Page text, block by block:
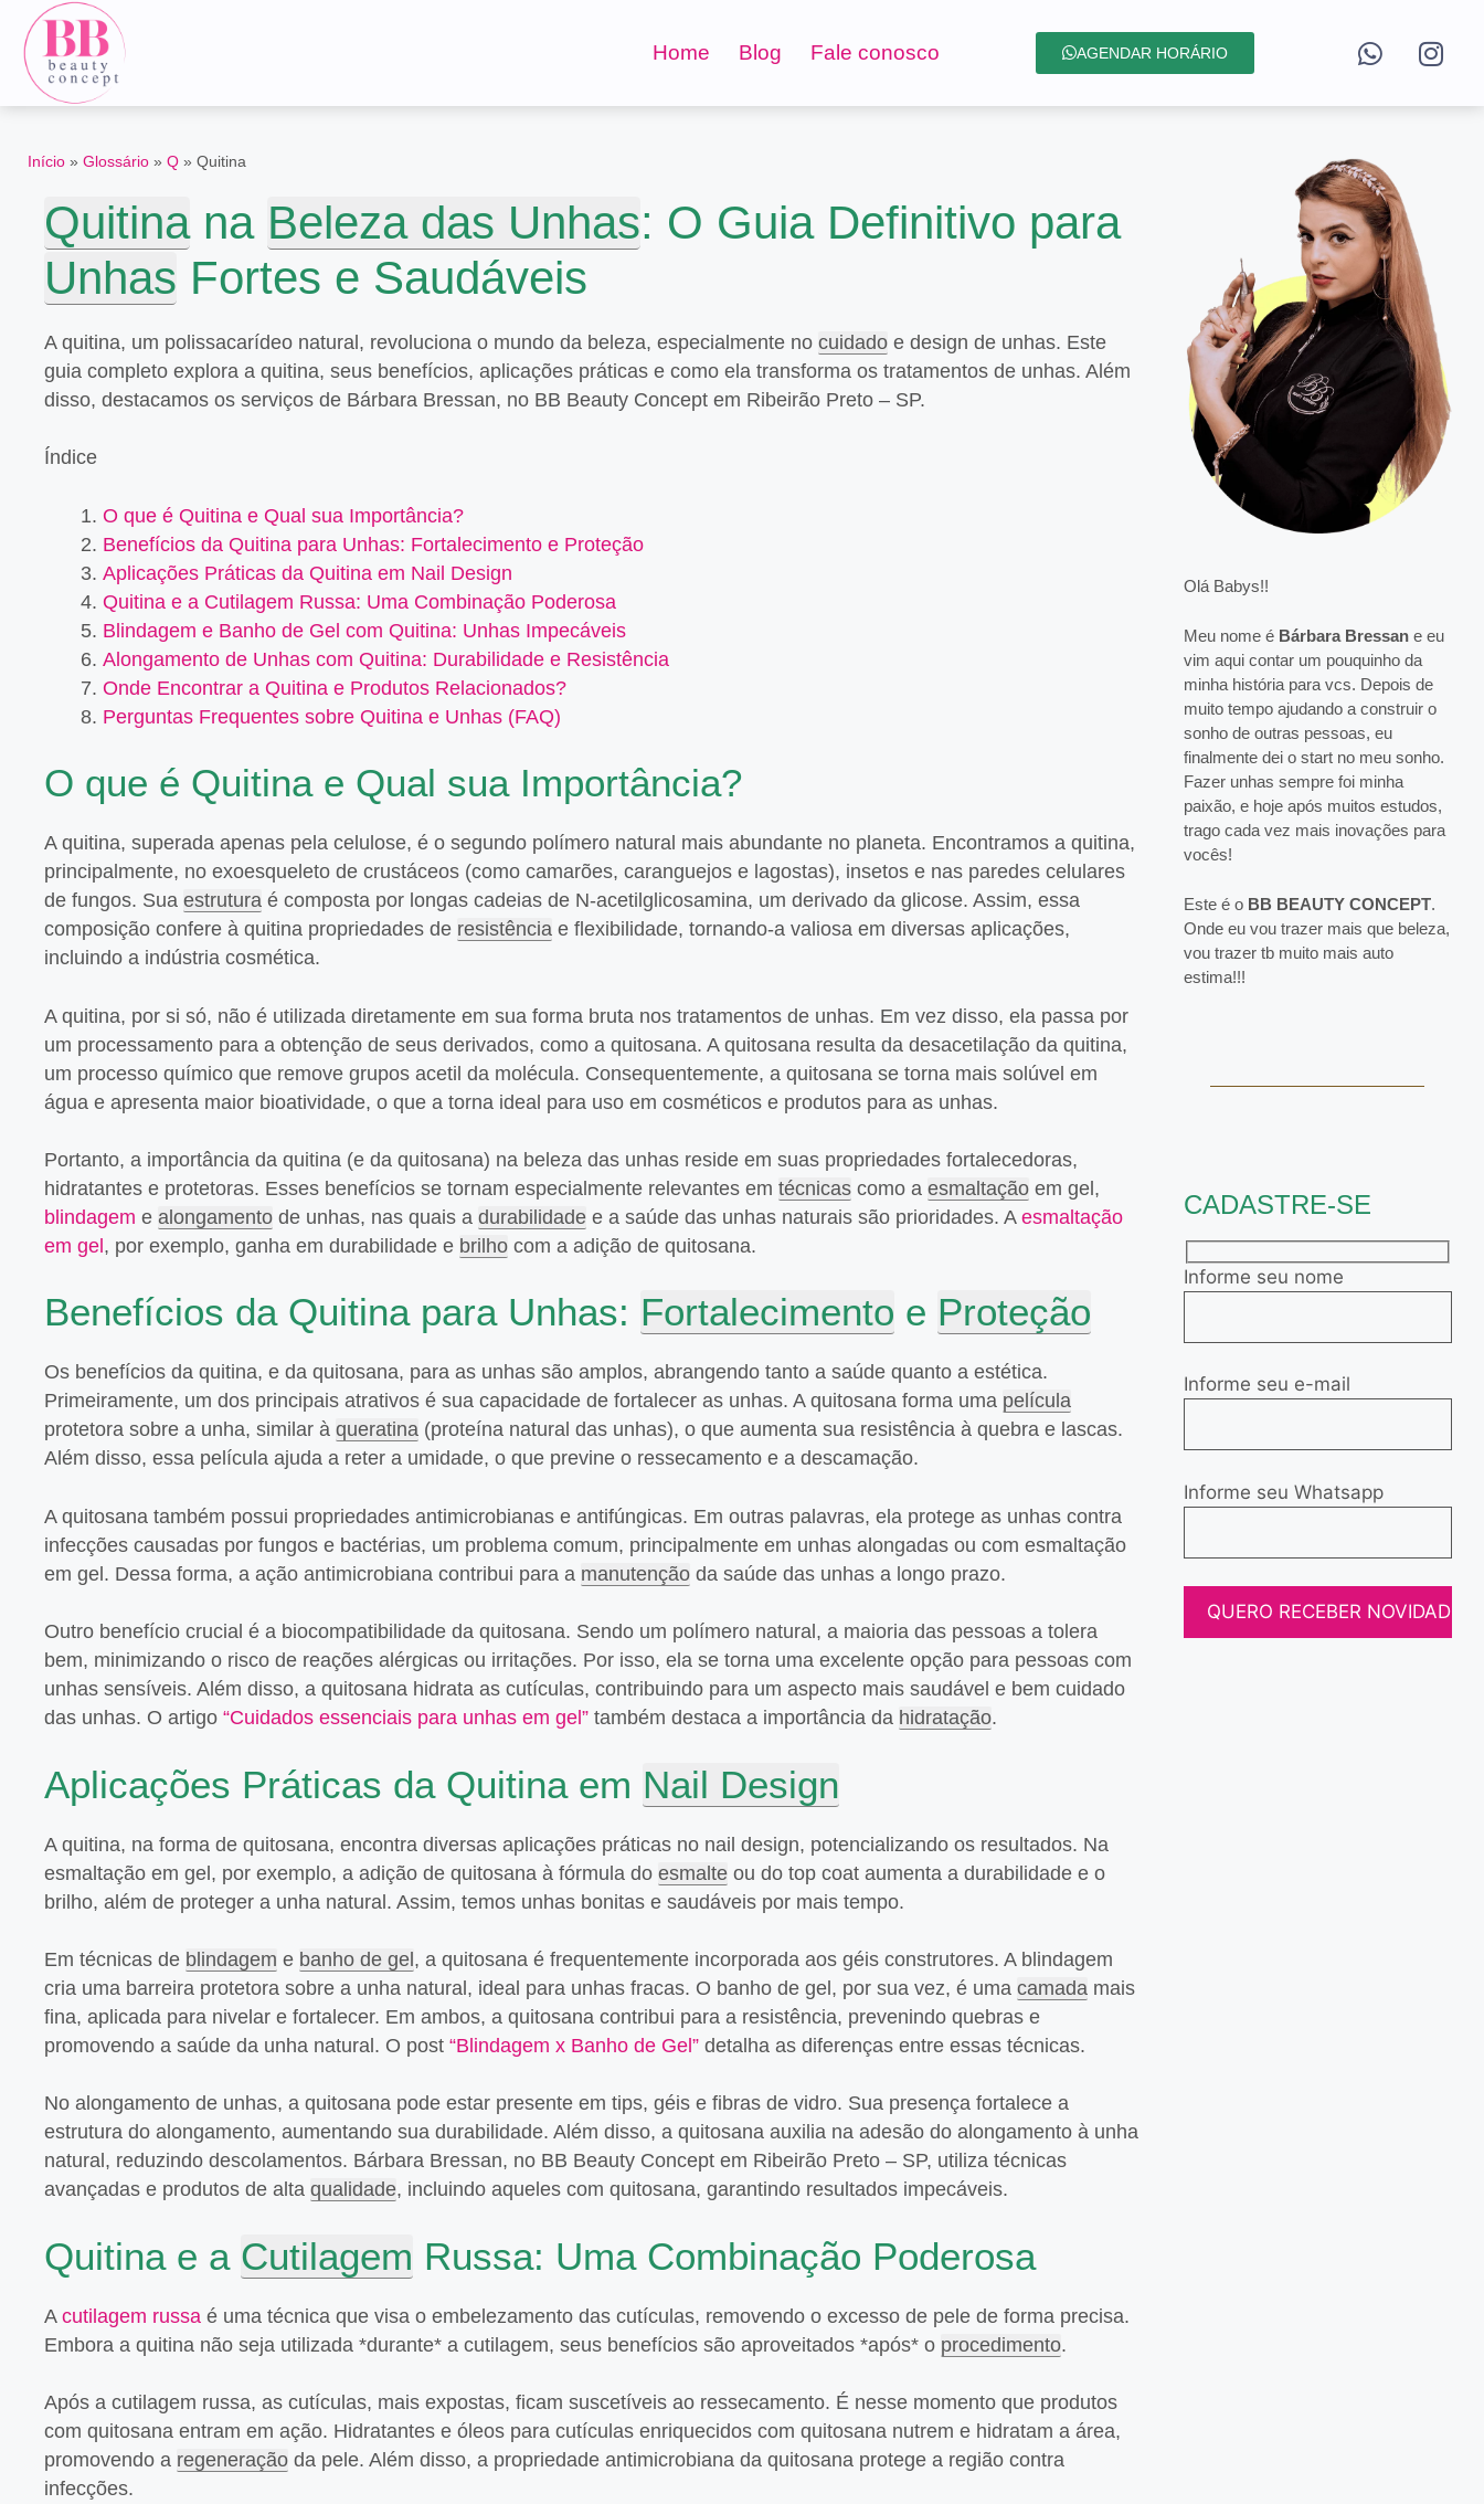
Home Blog Fale conosco AGENDAR HORÁRIO
Início » Glossário » Q » Quitina
Quitinana Beleza das Unhas: O Guia Definitivo para
Unhas Fortes e Saudáveis
A quitina, um polissacarídeo natural, revoluciona o mundo da beleza, especialmente no cuidado e design de unhas. Este
guia completo explora a quitina, seus benefícios, aplicações práticas e como ela transforma os tratamentos de unhas. Além
disso, destacamos os serviços de Bárbara Bressan, no BB Beauty Concept em Ribeirão Preto – SP.
Índice
O que é Quitina e Qual sua Importância?
Benefícios da Quitina para Unhas: Fortalecimento e Proteção
Aplicações Práticas da Quitina em Nail Design
Quitina e a Cutilagem Russa: Uma Combinação Poderosa
Blindagem e Banho de Gel com Quitina: Unhas Impecáveis
Alongamento de Unhas com Quitina: Durabilidade e Resistência
Onde Encontrar a Quitina e Produtos Relacionados?
Perguntas Frequentes sobre Quitina e Unhas (FAQ)
O que é Quitina e Qual sua Importância?
A quitina, superada apenas pela celulose, é o segundo polímero natural mais abundante no planeta. Encontramos a quitina,
principalmente, no exoesqueleto de crustáceos (como camarões, caranguejos e lagostas), insetos e nas paredes celulares
de fungos. Sua estrutura é composta por longas cadeias de N-acetilglicosamina, um derivado da glicose. Assim, essa
composição confere à quitina propriedades de resistência e flexibilidade, tornando-a valiosa em diversas aplicações,
incluindo a indústria cosmética.
A quitina, por si só, não é utilizada diretamente em sua forma bruta nos tratamentos de unhas. Em vez disso, ela passa por
um processamento para a obtenção de seus derivados, como a quitosana. A quitosana resulta da desacetilação da quitina,
um processo químico que remove grupos acetil da molécula. Consequentemente, a quitosana se torna mais solúvel em
água e apresenta maior bioatividade, o que a torna ideal para uso em cosméticos e produtos para as unhas.
Portanto, a importância da quitina (e da quitosana) na beleza das unhas reside em suas propriedades fortalecedoras,
hidratantes e protetoras. Esses benefícios se tornam especialmente relevantes em técnicas como a esmaltação em gel,
blindagem e alongamento de unhas, nas quais a durabilidade e a saúde das unhas naturais são prioridades. A esmaltação
em gel, por exemplo, ganha em durabilidade e brilho com a adição de quitosana.
Benefícios da Quitina para Unhas: Fortalecimento e Proteção
Os benefícios da quitina, e da quitosana, para as unhas são amplos, abrangendo tanto a saúde quanto a estética.
Primeiramente, um dos principais atrativos é sua capacidade de fortalecer as unhas. A quitosana forma uma película
protetora sobre a unha, similar à queratina (proteína natural das unhas), o que aumenta sua resistência à quebra e lascas.
Além disso, essa película ajuda a reter a umidade, o que previne o ressecamento e a descamação.
A quitosana também possui propriedades antimicrobianas e antifúngicas. Em outras palavras, ela protege as unhas contra
infecções causadas por fungos e bactérias, um problema comum, principalmente em unhas alongadas ou com esmaltação
em gel. Dessa forma, a ação antimicrobiana contribui para a manutenção da saúde das unhas a longo prazo.
Outro benefício crucial é a biocompatibilidade da quitosana. Sendo um polímero natural, a maioria das pessoas a tolera
bem, minimizando o risco de reações alérgicas ou irritações. Por isso, ela se torna uma excelente opção para pessoas com
unhas sensíveis. Além disso, a quitosana hidrata as cutículas, contribuindo para um aspecto mais saudável e bem cuidado
das unhas. O artigo “Cuidados essenciais para unhas em gel” também destaca a importância da hidratação.
Aplicações Práticas da Quitina em Nail Design
A quitina, na forma de quitosana, encontra diversas aplicações práticas no nail design, potencializando os resultados. Na
esmaltação em gel, por exemplo, a adição de quitosana à fórmula do esmalte ou do top coat aumenta a durabilidade e o
brilho, além de proteger a unha natural. Assim, temos unhas bonitas e saudáveis por mais tempo.
Em técnicas de blindagem e banho de gel, a quitosana é frequentemente incorporada aos géis construtores. A blindagem
cria uma barreira protetora sobre a unha natural, ideal para unhas fracas. O banho de gel, por sua vez, é uma camada mais
fina, aplicada para nivelar e fortalecer. Em ambos, a quitosana contribui para a resistência, prevenindo quebras e
promovendo a saúde da unha natural. O post “Blindagem x Banho de Gel” detalha as diferenças entre essas técnicas.
No alongamento de unhas, a quitosana pode estar presente em tips, géis e fibras de vidro. Sua presença fortalece a
estrutura do alongamento, aumentando sua durabilidade. Além disso, a quitosana auxilia na adesão do alongamento à unha
natural, reduzindo descolamentos. Bárbara Bressan, no BB Beauty Concept em Ribeirão Preto – SP, utiliza técnicas
avançadas e produtos de alta qualidade, incluindo aqueles com quitosana, garantindo resultados impecáveis.
Quitina e a Cutilagem Russa: Uma Combinação Poderosa
A cutilagem russa é uma técnica que visa o embelezamento das cutículas, removendo o excesso de pele de forma precisa.
Embora a quitina não seja utilizada *durante* a cutilagem, seus benefícios são aproveitados *após* o procedimento.
Após a cutilagem russa, as cutículas, mais expostas, ficam suscetíveis ao ressecamento. É nesse momento que produtos
com quitosana entram em ação. Hidratantes e óleos para cutículas enriquecidos com quitosana nutrem e hidratam a área,
promovendo a regeneração da pele. Além disso, a propriedade antimicrobiana da quitosana protege a região contra
infecções.
Olá Babys!!
Meu nome é Bárbara Bressane eu
vim aqui contar um pouquinho da
minha história para vcs. Depois de
muito tempo ajudando a construir o
sonho de outras pessoas, eu
finalmente dei o start no meu sonho.
Fazer unhas sempre foi minha
paixão, e hoje após muitos estudos,
trago cada vez mais inovações para
vocês!
Este é o BB BEAUTY CONCEPT.
Onde eu vou trazer mais que beleza,
vou trazer tb muito mais auto
estima!!!
CADASTRE-SE
Informe seu nome
Informe seu e-mail
Informe seu Whatsapp